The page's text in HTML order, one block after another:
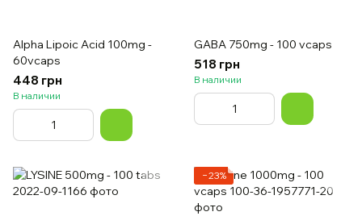
Alpha Lipoic Acid 100mg -
60vcaps
448 грн
В наличии
GABA 750mg - 100 vcaps
518 грн
В наличии
−23%